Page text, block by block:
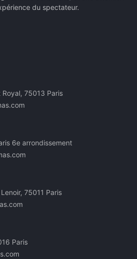
du spectateur.
75013 Paris
6e arrondissement
75011 Paris
Paris